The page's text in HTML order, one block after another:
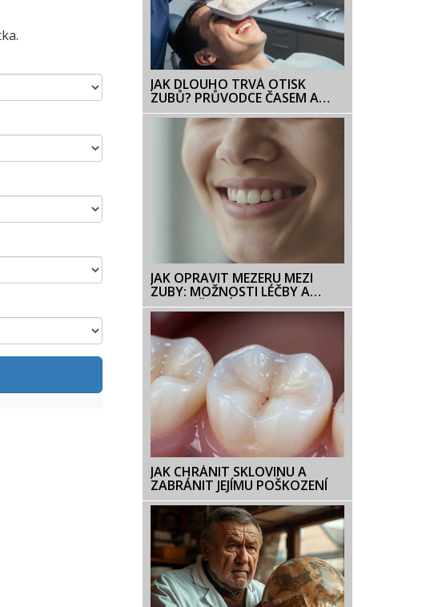
JAK DLOUHO TRVÁ OTISK
ZUBŮ? PRŮVODCE ČASEM A
FAKTORY
JAK OPRAVIT MEZERU MEZI
ZUBY: MOŽNOSTI LÉČBY A
CENY V ČESKÉ REPUBLICE
JAK CHRÁNIT SKLOVINU A
ZABRÁNIT JEJÍMU POŠKOZENÍ